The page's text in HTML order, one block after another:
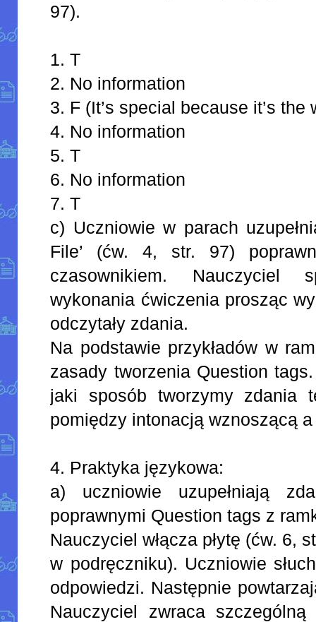
97).
1. T
2. No information
3. F (It’s special because it’s the
4. No information
5. T
6. No information
7. T
c) Uczniowie w parach
File’ (ćw. 4, str. 97)
czasownikiem. Nauczyciel
wykonania ćwiczenia prosząc
odczytały zdania.
Na podstawie przykładów w
zasady tworzenia Question
jaki sposób tworzymy zdania
pomiędzy intonacją wznoszącą
4. Praktyka językowa:
a) uczniowie uzupełniają
poprawnymi Question tags z
Nauczyciel włącza płytę (ćw. 6,
w podręczniku). Uczniowie
odpowiedzi. Następnie
Nauczyciel zwraca